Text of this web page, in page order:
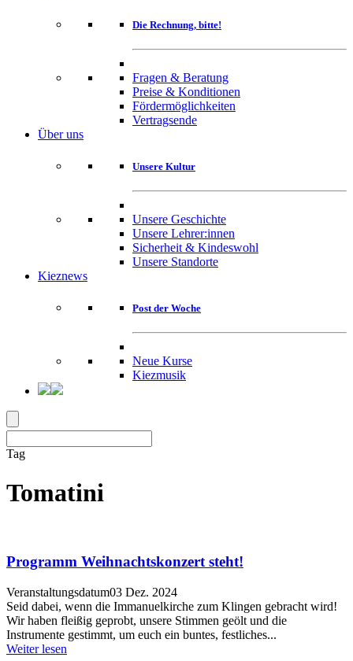
Die Rechnung, bitte!
Fragen & Beratung
Preise & Konditionen
Fördermöglichkeiten
Vertragsende
Über uns
Unsere Kultur
Unsere Geschichte
Unsere Lehrer:innen
Sicherheit & Kindeswohl
Unsere Standorte
Kieznews
Post der Woche
Neue Kurse
Kiezmusik
Tag
Tomatini
Programm Weihnachtskonzert steht!
Veranstaltungsdatum03 Dez. 2024
Seid dabei, wenn die Immanuelkirche zum Klingen gebracht wird!
Wir haben fleißig geprobt, unsere Stimmen geölt und die
Instrumente gestimmt, um euch ein buntes, festliches...
Weiter lesen